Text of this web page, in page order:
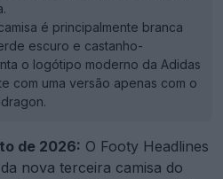
é principalmente branca
escuro e castanho-
o logótipo moderno da Adidas
com uma versão apenas com o
de 2026: O Footy Headlines
nova terceira camisa do